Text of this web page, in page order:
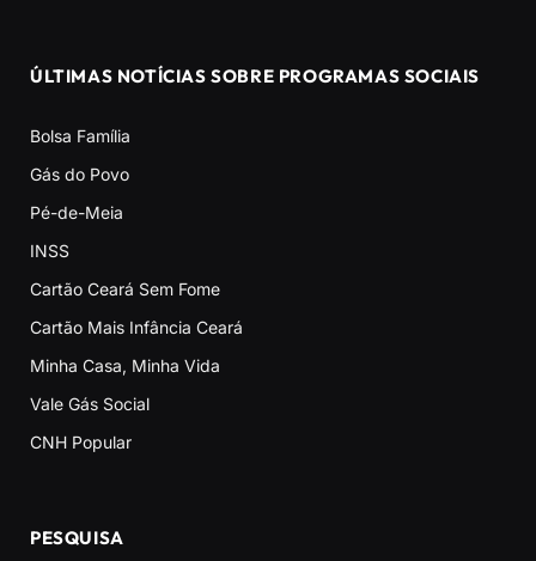
ÚLTIMAS NOTÍCIAS SOBRE PROGRAMAS SOCIAIS
Bolsa Família
Gás do Povo
Pé-de-Meia
INSS
Cartão Ceará Sem Fome
Cartão Mais Infância Ceará
Minha Casa, Minha Vida
Vale Gás Social
CNH Popular
PESQUISA